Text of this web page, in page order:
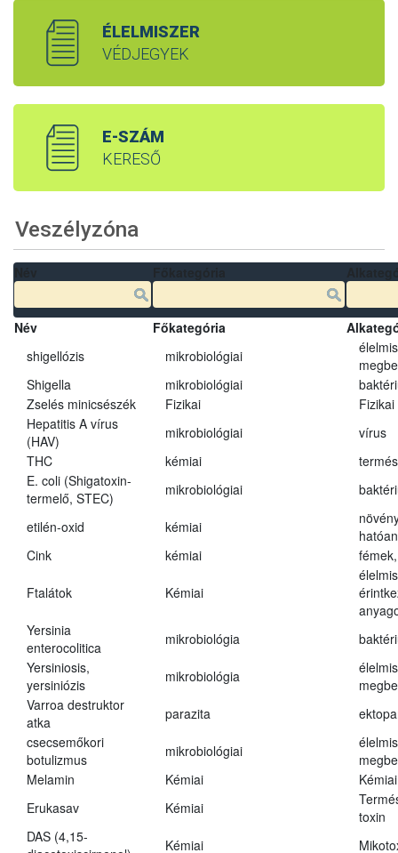
ÉLELMISZER
VÉDJEGYEK
E-SZÁM
KERESŐ
Veszélyzóna
Név Főkategória
shigellózis
mikrobiológiai
Shigella
mikrobiológiai
Zselés minicsészék
Fizikai
Fizikai
Hepatitis A vírus
(HAV)
mikrobiológiai
vírus
THC
kémiai
E. coli (Shigatoxin-
termelő, STEC)
mikrobiológiai
etilén-oxid kémiai
Cink
kémiai
Ftalátok Kémiai
Yersinia
enterocolitica
mikrobiológia
Yersiniosis,
yersiniózis
mikrobiológia
Varroa destruktor
atka
parazita
csecsemőkori
botulizmus
mikrobiológiai
Melamin
Kémiai
Kémiai
Erukasav
Kémiai
toxin
DAS (4,15-
Kémiai